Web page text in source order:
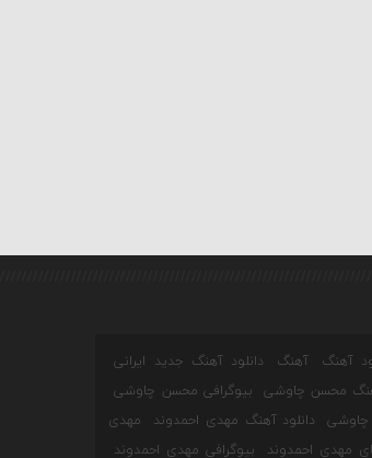
آهنگ آهنگ
دانلود آهنگ جدید ایرانی
محسن چاوشی
بیوگرافی محسن چاوشی
چاوشی
دانلود آهنگ مهدی احمدوند
مهدی
مهدی احمدوند بیوگرافی مهدی احمدوند